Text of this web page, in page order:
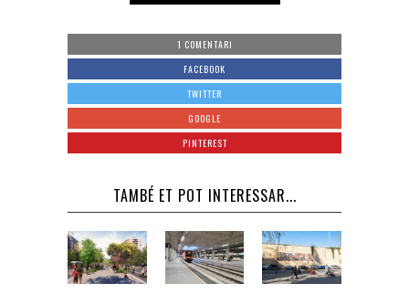
1 COMENTARI
FACEBOOK
TWITTER
GOOGLE
PINTEREST
TAMBÉ ET POT INTERESSAR...